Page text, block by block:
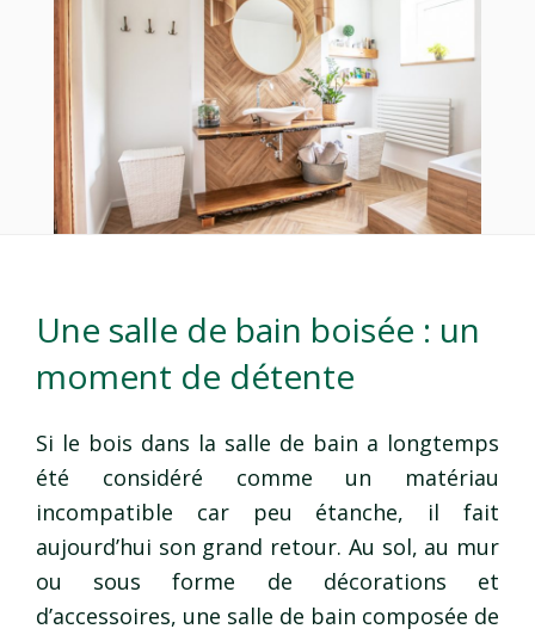
Une salle de bain boisée : un
moment de détente
Si le bois dans la salle de bain a longtemps
été considéré comme un matériau
incompatible car peu étanche, il fait
aujourd’hui son grand retour. Au sol, au mur
ou sous forme de décorations et
d’accessoires, une salle de bain composée de